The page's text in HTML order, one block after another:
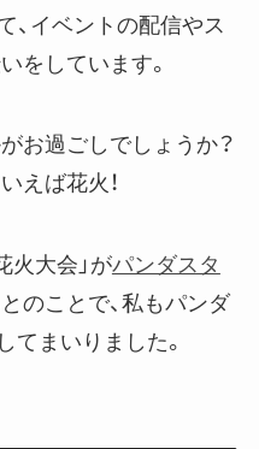
、イベントの配信やス
をしています。
お過ごしでしょうか？
えば花火！
火大会」がパンダスタ
のことで、私もパンダ
てまいりました。